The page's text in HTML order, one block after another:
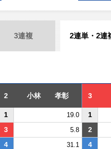
3連複 2連単・2連
2 小林 孝彰 3
1 19.0
1
3 5.8
2
4 31.1
4